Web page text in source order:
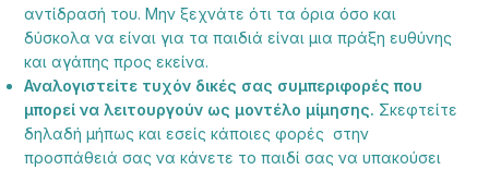
αντίδρασή του. Μην ξεχνάτε ότι τα όρια όσο και
δύσκολα να είναι για τα παιδιά είναι μια πράξη ευθύνης
και αγάπης προς εκείνα.
Αναλογιστείτε τυχόν δικές σας συμπεριφορές που
μπορεί να λειτουργούν ως μοντέλο μίμησης. Σκεφτείτε
δηλαδή μήπως και εσείς κάποιες φορές στην
προσπάθειά σας να κάνετε το παιδί σας να υπακούσει